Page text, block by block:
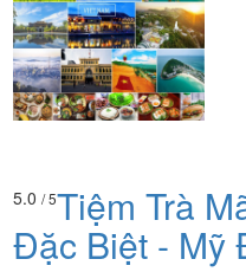
5.0 / 5Tiệm Trà
Đặc Biệt - Mỹ